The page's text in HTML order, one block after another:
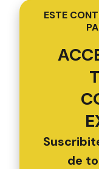
ESTE
de